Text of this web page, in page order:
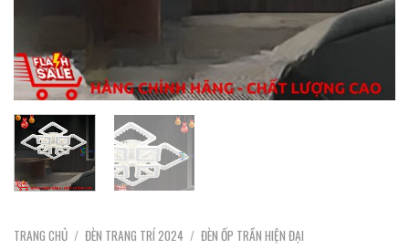
TRANG CHỦ / ĐÈN TRANG TRÍ 2024 / ĐÈN ỐP TRẦN HIỆN ĐẠI